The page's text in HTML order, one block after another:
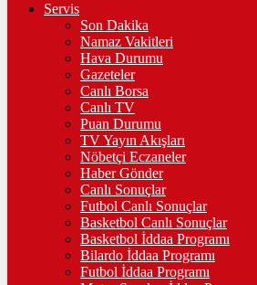
Servis
Son Dakika
Namaz Vakitleri
Hava Durumu
Gazeteler
Canlı Borsa
Canlı TV
Puan Durumu
TV Yayın Akışları
Nöbetçi Eczaneler
Haber Gönder
Canlı Sonuçlar
Futbol Canlı Sonuçlar
Basketbol Canlı Sonuçlar
Basketbol İddaa Programı
Bilardo İddaa Programı
Futbol İddaa Programı